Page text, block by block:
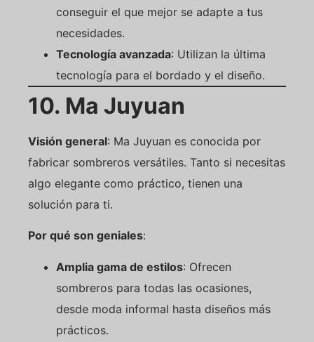
conseguir el que mejor se adapte a tus
necesidades.
Tecnología avanzada: Utilizan la última
tecnología para el bordado y el diseño.
10. Ma Juyuan
Visión general: Ma Juyuan es conocida por
fabricar sombreros versátiles. Tanto si necesitas
algo elegante como práctico, tienen una
solución para ti.
Por qué son geniales:
Amplia gama de estilos: Ofrecen
sombreros para todas las ocasiones,
desde moda informal hasta diseños más
prácticos.